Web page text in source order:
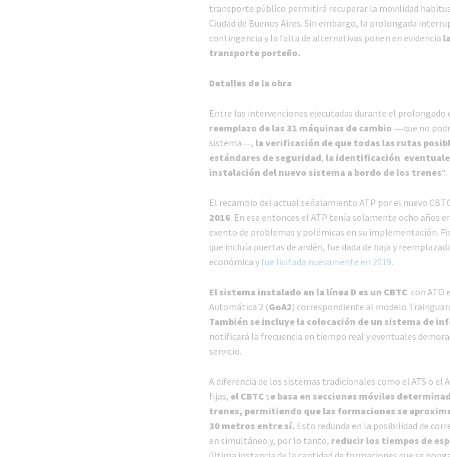
transporte público permitirá recuperar la movilidad
Ciudad de Buenos Aires. Sin embargo, la prolongada
contingencia y la falta de alternativas ponen en evidencia
transporte porteño.
Detalles de la obra
Entre las intervenciones ejecutadas durante el
reemplazo de las 31 máquinas de cambio ―que no
sistema―, la verificación de que todas las rutas
estándares de seguridad, la identificación
instalación del nuevo sistema a bordo de los trenes“.
El recambio del actual señalamiento ATP por el nuevo
2016. En ese entonces el ATP tenía solamente ocho años
exento de problemas y polémicas en su implementación.
que incluía puertas de andén, fue dada de baja y
económica y fue licitada nuevamente en 2019.
El sistema instalado en la línea D es un CBTC con ATO
Automática 2 (GoA2) correspondiente al modelo
También se incluye la colocación de un sistema de
notificará la frecuencia en tiempo real y eventuales
servicio.
A diferencia de los sistemas tradicionales como el ATS o el
fijas, el CBTC se basa en secciones móviles
trenes, permitiendo que las formaciones se
30 metros entre sí. Esto redunda en la posibilidad de
en simultáneo y, por lo tanto, reducir los tiempos de